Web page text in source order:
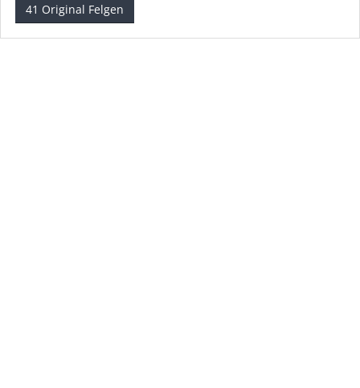
41 Original Felgen